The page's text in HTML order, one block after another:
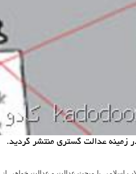
زمینه عدالت گستری منتشر گردید.